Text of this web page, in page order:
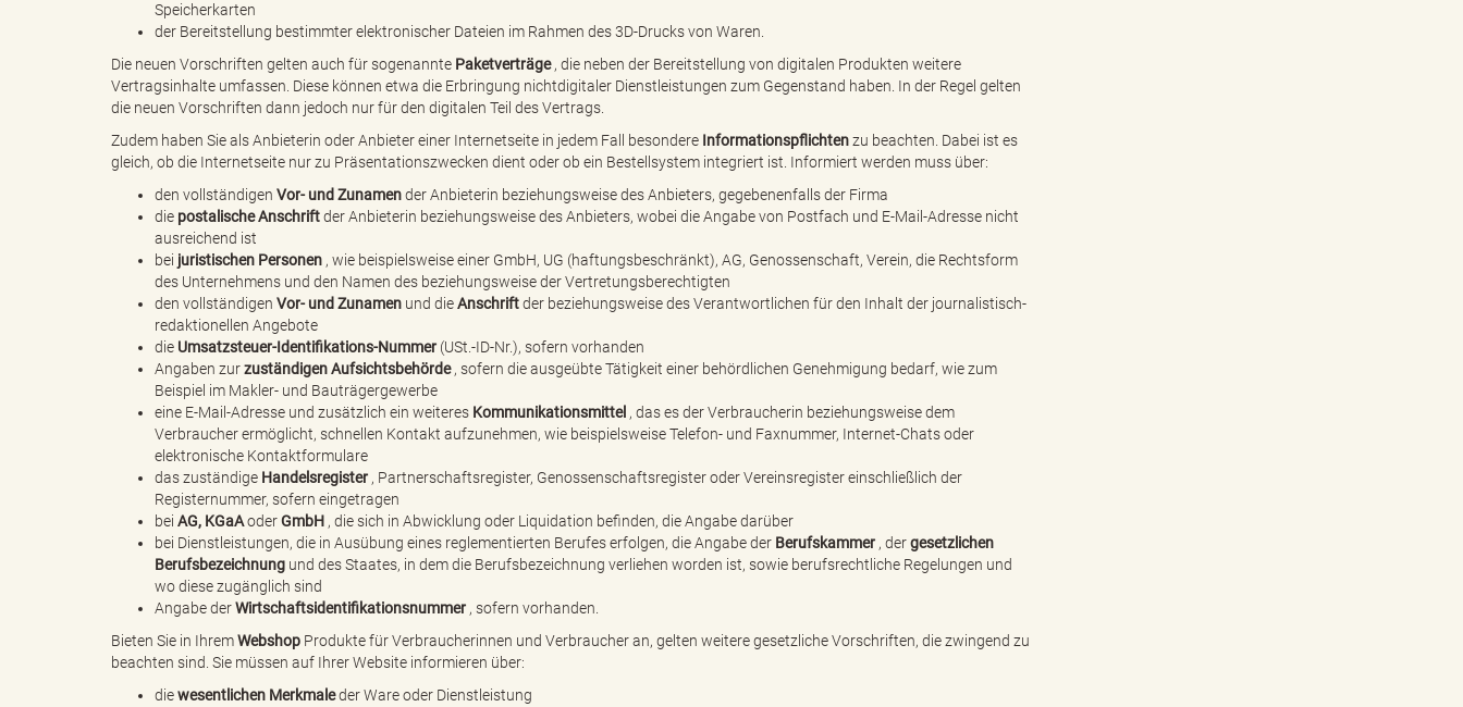
d
k
r
e
s
B
Speicherkarten
der Bereitstellung bestimmter elektronischer Dateien im Rahmen des 3D-Drucks von Waren.
Die neuen Vorschriften gelten auch für sogenannte Paketverträge, die neben der Bereitstellung von digitalen Produkten weitere
Vertragsinhalte umfassen. Diese können etwa die Erbringung nichtdigitaler Dienstleistungen zum Gegenstand haben. In der Regel gelten
die neuen Vorschriften dann jedoch nur für den digitalen Teil des Vertrags.
Zudem haben Sie als Anbieterin oder Anbieter einer Internetseite in jedem Fall besondere Informationspflichtenzu beachten. Dabei ist es
gleich, ob die Internetseite nur zu Präsentationszwecken dient oder ob ein Bestellsystem integriert ist. Informiert werden muss über:
den vollständigen Vor- und Zunamender Anbieterin beziehungsweise des Anbieters, gegebenenfalls der Firma
die postalische Anschriftder Anbieterin beziehungsweise des Anbieters, wobei die Angabe von Postfach und E-Mail-Adresse nicht
ausreichend ist
bei juristischen Personen , wie beispielsweise einer GmbH, UG (haftungsbeschränkt), AG, Genossenschaft, Verein, die Rechtsform
des Unternehmens und den Namen des beziehungsweise der Vertretungsberechtigten
den vollständigen Vor- und Zunamen und dieAnschriftder beziehungsweise des Verantwortlichen für den Inhalt der journalistisch-
redaktionellen Angebote
die Umsatzsteuer-Identifikations-Nummer (USt.-ID-Nr.), sofern vorhanden
Angaben zurzuständigen Aufsichtsbehörde, sofern die ausgeübte Tätigkeit einer behördlichen Genehmigung bedarf, wie zum
Beispiel im Makler- und Bauträgergewerbe
eine E-Mail-Adresse und zusätzlich ein weiteres Kommunikationsmittel , das es der Verbraucherin beziehungsweise dem
Verbraucher ermöglicht, schnellen Kontakt aufzunehmen, wie beispielsweise Telefon- und Faxnummer, Internet-Chats oder
elektronische Kontaktformulare
das zuständige Handelsregister , Partnerschaftsregister, Genossenschaftsregister oder Vereinsregister einschließlich der
Registernummer, sofern eingetragen
bei AG, KGaAoderGmbH , die sich in Abwicklung oder Liquidation befinden, die Angabe darüber
bei Dienstleistungen, die in Ausübung eines reglementierten Berufes erfolgen, die Angabe der Berufskammer , dergesetzlichen
Berufsbezeichnung und des Staates, in dem die Berufsbezeichnung verliehen worden ist, sowie berufsrechtliche Regelungen und
wo diese zugänglich sind
Angabe derWirtschaftsidentifikationsnummer , sofern vorhanden.
Bieten Sie in IhremWebshop Produkte für Verbraucherinnen und Verbraucher an, gelten weitere gesetzliche Vorschriften, die zwingend zu
beachten sind. Sie müssen auf Ihrer Website informieren über:
diewesentlichen Merkmaleder Ware oder Dienstleistung